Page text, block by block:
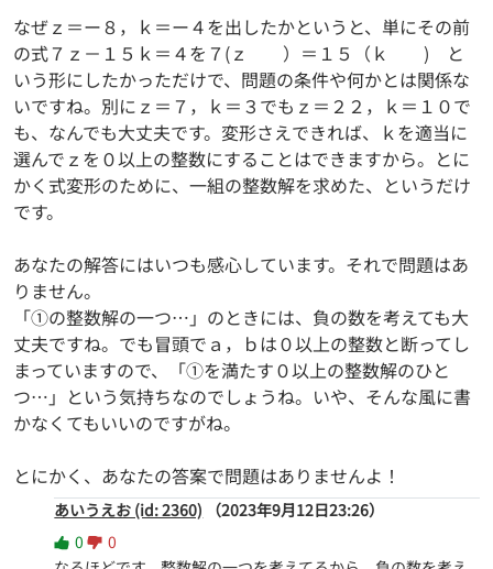
なぜｚ＝ー８，ｋ＝ー４を出したかというと、単にその前
の式７ｚ－１５ｋ＝４を７(ｚ ）＝１５（ｋ ) と
いう形にしたかっただけで、問題の条件や何かとは関係な
いですね。別にｚ＝７，ｋ＝３でもｚ＝２２，ｋ＝１０で
も、なんでも大丈夫です。変形さえできれば、ｋを適当に
選んでｚを０以上の整数にすることはできますから。とに
かく式変形のために、一組の整数解を求めた、というだけ
です。
あなたの解答にはいつも感心しています。それで問題はあ
りません。
「①の整数解の一つ…」のときには、負の数を考えても大
丈夫ですね。でも冒頭でａ，ｂは０以上の整数と断ってし
まっていますので、「①を満たす０以上の整数解のひと
つ…」という気持ちなのでしょうね。いや、そんな風に書
かなくてもいいのですがね。
とにかく、あなたの答案で問題はありませんよ！
あいうえお (id: 2360)
（2023年9月12日23:26）
0
0